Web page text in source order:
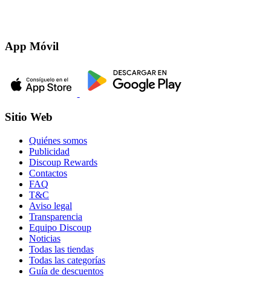
App Móvil
Sitio Web
Quiénes somos
Publicidad
Discoup Rewards
Contactos
FAQ
T&C
Aviso legal
Transparencia
Equipo Discoup
Noticias
Todas las tiendas
Todas las categorías
Guía de descuentos